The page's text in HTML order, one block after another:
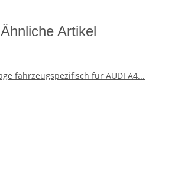
Ähnliche Artikel